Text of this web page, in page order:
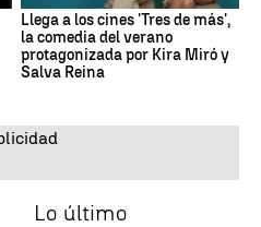
Llega a los cines 'Tres de más',
la comedia del verano
protagonizada por Kira Miró y
Salva Reina
Lo último